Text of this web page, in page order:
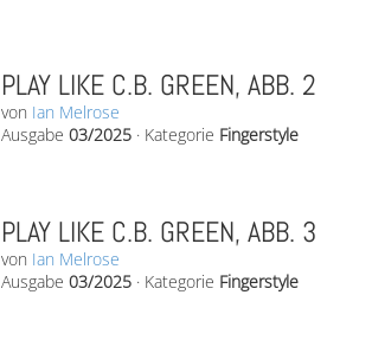
PLAY LIKE C.B. GREEN, ABB. 2
von Ian Melrose
Ausgabe 03/2025 · Kategorie Fingerstyle
PLAY LIKE C.B. GREEN, ABB. 3
von Ian Melrose
Ausgabe 03/2025 · Kategorie Fingerstyle